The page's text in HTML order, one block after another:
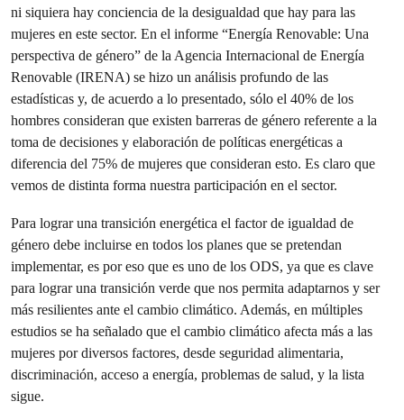
ni siquiera hay conciencia de la desigualdad que hay para las
mujeres en este sector. En el informe “Energía Renovable: Una
perspectiva de género” de la Agencia Internacional de Energía
Renovable (IRENA) se hizo un análisis profundo de las
estadísticas y, de acuerdo a lo presentado, sólo el 40% de los
hombres consideran que existen barreras de género referente a la
toma de decisiones y elaboración de políticas energéticas a
diferencia del 75% de mujeres que consideran esto. Es claro que
vemos de distinta forma nuestra participación en el sector.
Para lograr una transición energética el factor de igualdad de
género debe incluirse en todos los planes que se pretendan
implementar, es por eso que es uno de los ODS, ya que es clave
para lograr una transición verde que nos permita adaptarnos y ser
más resilientes ante el cambio climático. Además, en múltiples
estudios se ha señalado que el cambio climático afecta más a las
mujeres por diversos factores, desde seguridad alimentaria,
discriminación, acceso a energía, problemas de salud, y la lista
sigue.